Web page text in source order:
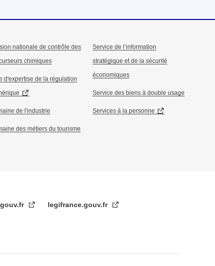
nationale de contrôle des
chimiques
d'expertise de la régulation
de l'industrie
des métiers du tourisme
Service de l’information
stratégique et de la sécurité
économiques
Service des biens à double usage
Services à la personne
legifrance.gouv.fr